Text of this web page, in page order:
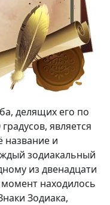
делящих его по
является
и
зодиакальный
из двенадцати
находилось
Зодиака,